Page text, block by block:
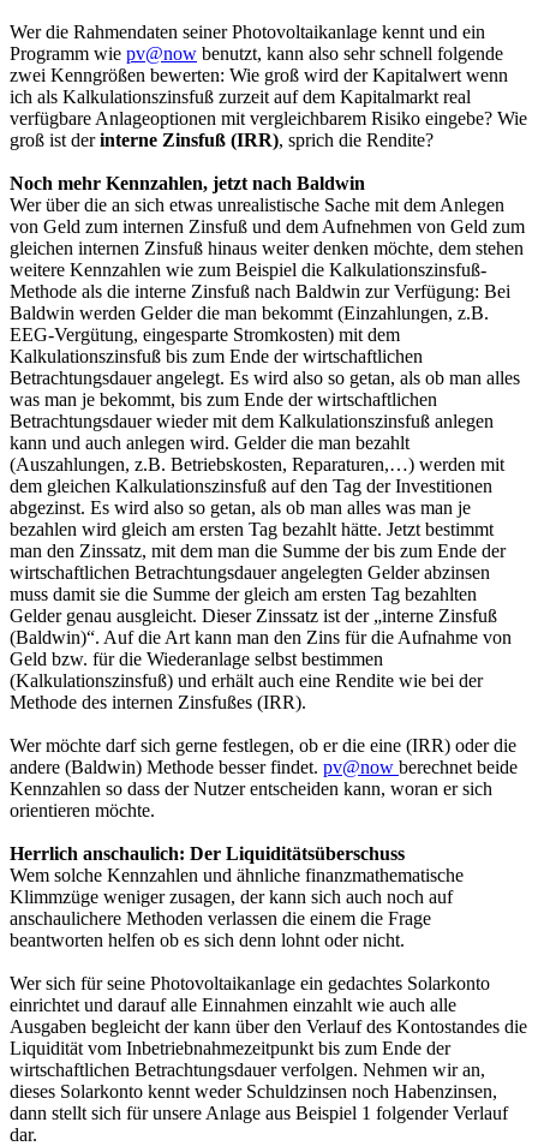
Wer die Rahmendaten seiner Photovoltaikanlage kennt und ein
Programm wie pv@now benutzt, kann also sehr schnell folgende
zwei Kenngrößen bewerten: Wie groß wird der Kapitalwert wenn
ich als Kalkulationszinsfuß zurzeit auf dem Kapitalmarkt real
verfügbare Anlageoptionen mit vergleichbarem Risiko eingebe? Wie
groß ist derinterne Zinsfuß (IRR), sprich die Rendite?
Noch mehr Kennzahlen, jetzt nach Baldwin
Wer über die an sich etwas unrealistische Sache mit dem Anlegen
von Geld zum internen Zinsfuß und dem Aufnehmen von Geld zum
gleichen internen Zinsfuß hinaus weiter denken möchte, dem stehen
weitere Kennzahlen wie zum Beispiel die Kalkulationszinsfuß-
Methode als die interne Zinsfuß nach Baldwin zur Verfügung: Bei
Baldwin werden Gelder die man bekommt (Einzahlungen, z.B.
EEG-Vergütung, eingesparte Stromkosten) mit dem
Kalkulationszinsfuß bis zum Ende der wirtschaftlichen
Betrachtungsdauer angelegt. Es wird also so getan, als ob man alles
was man je bekommt, bis zum Ende der wirtschaftlichen
Betrachtungsdauer wieder mit dem Kalkulationszinsfuß anlegen
kann und auch anlegen wird. Gelder die man bezahlt
(Auszahlungen, z.B. Betriebskosten, Reparaturen,…) werden mit
dem gleichen Kalkulationszinsfuß auf den Tag der Investitionen
abgezinst. Es wird also so getan, als ob man alles was man je
bezahlen wird gleich am ersten Tag bezahlt hätte. Jetzt bestimmt
man den Zinssatz, mit dem man die Summe der bis zum Ende der
wirtschaftlichen Betrachtungsdauer angelegten Gelder abzinsen
muss damit sie die Summe der gleich am ersten Tag bezahlten
Gelder genau ausgleicht. Dieser Zinssatz ist der „interne Zinsfuß
(Baldwin)“. Auf die Art kann man den Zins für die Aufnahme von
Geld bzw. für die Wiederanlage selbst bestimmen
(Kalkulationszinsfuß) und erhält auch eine Rendite wie bei der
Methode des internen Zinsfußes (IRR).
Wer möchte darf sich gerne festlegen, ob er die eine (IRR) oder die
andere (Baldwin) Methode besser findet. pv@now berechnet beide
Kennzahlen so dass der Nutzer entscheiden kann, woran er sich
orientieren möchte.
Herrlich anschaulich: Der Liquiditätsüberschuss
Wem solche Kennzahlen und ähnliche finanzmathematische
Klimmzüge weniger zusagen, der kann sich auch noch auf
anschaulichere Methoden verlassen die einem die Frage
beantworten helfen ob es sich denn lohnt oder nicht.
Wer sich für seine Photovoltaikanlage ein gedachtes Solarkonto
einrichtet und darauf alle Einnahmen einzahlt wie auch alle
Ausgaben begleicht der kann über den Verlauf des Kontostandes die
Liquidität vom Inbetriebnahmezeitpunkt bis zum Ende der
wirtschaftlichen Betrachtungsdauer verfolgen. Nehmen wir an,
dieses Solarkonto kennt weder Schuldzinsen noch Habenzinsen,
dann stellt sich für unsere Anlage aus Beispiel 1 folgender Verlauf
dar.